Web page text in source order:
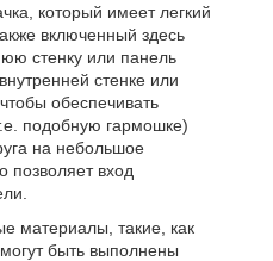
который имеет легкий
включенный здесь
стенку или панель
стенке или
обеспечивать
подобную гармошке)
на небольшое
вход
материалы, такие, как
быть выполнены